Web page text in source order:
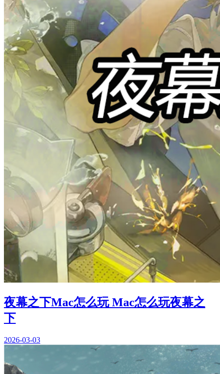
夜幕之下Mac怎么玩 Mac怎么玩夜幕之
下
2026-03-03